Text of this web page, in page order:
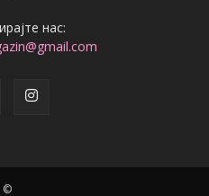
нас:
©